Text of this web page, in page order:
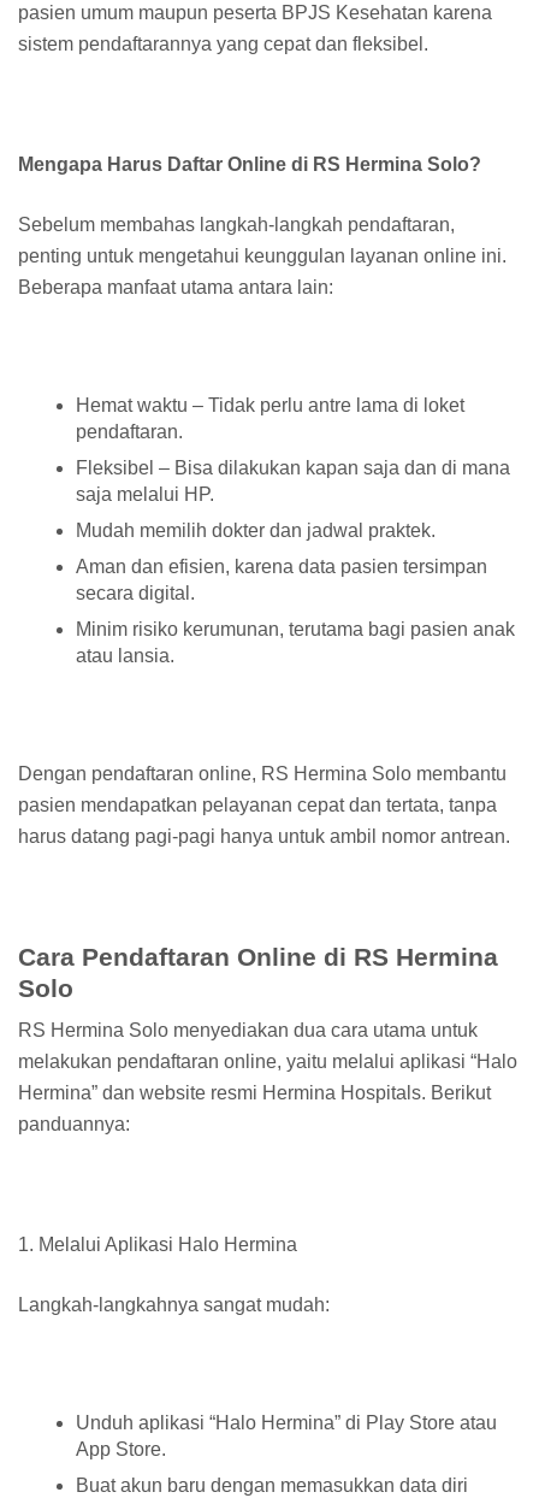
pasien umum maupun peserta BPJS Kesehatan karena
sistem pendaftarannya yang cepat dan fleksibel.
Mengapa Harus Daftar Online di RS Hermina Solo?
Sebelum membahas langkah-langkah pendaftaran,
penting untuk mengetahui keunggulan layanan online ini.
Beberapa manfaat utama antara lain:
Hemat waktu – Tidak perlu antre lama di loket
pendaftaran.
Fleksibel – Bisa dilakukan kapan saja dan di mana
saja melalui HP.
Mudah memilih dokter dan jadwal praktek.
Aman dan efisien, karena data pasien tersimpan
secara digital.
Minim risiko kerumunan, terutama bagi pasien anak
atau lansia.
Dengan pendaftaran online, RS Hermina Solo membantu
pasien mendapatkan pelayanan cepat dan tertata, tanpa
harus datang pagi-pagi hanya untuk ambil nomor antrean.
Cara Pendaftaran Online di RS Hermina
Solo
RS Hermina Solo menyediakan dua cara utama untuk
melakukan pendaftaran online, yaitu melalui aplikasi “Halo
Hermina” dan website resmi Hermina Hospitals. Berikut
panduannya:
1. Melalui Aplikasi Halo Hermina
Langkah-langkahnya sangat mudah:
Unduh aplikasi “Halo Hermina” di Play Store atau
App Store.
Buat akun baru dengan memasukkan data diri